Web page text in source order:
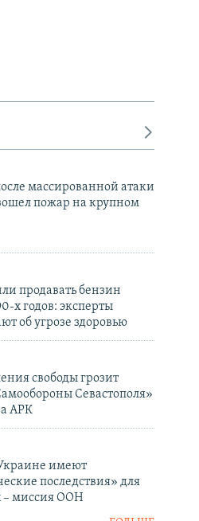
массированной атаки
пожар на крупном
продавать бензин
х годов: эксперты
об угрозе здоровью
свободы грозит
Севастополя»
АРК
имеют
последствия» для
– миссия ООН